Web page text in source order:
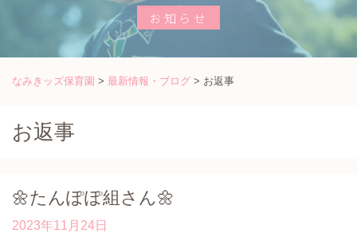
お知らせ
なみきッズ保育園 > 最新情報・ブログ > お返事
お返事
🌼たんぽぽ組さん🌼
2023年11月24日